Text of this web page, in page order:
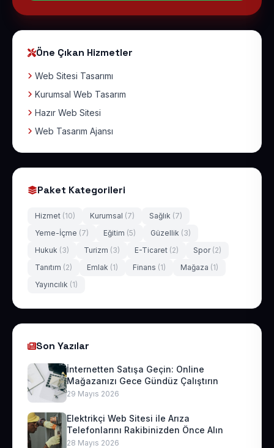
Öne Çıkan Hizmetler
Web Sitesi Tasarımı
Kurumsal Web Tasarım
Hazır Web Sitesi
Web Tasarım Ajansı
Paket Kategorileri
Hizmet (10) Kurumsal (7) Sağlık (7)
Yeme-İçme (7) Eğitim (5) Güzellik (3)
Hukuk (3) Turizm (3) E-Ticaret (2) Spor (2)
Tanıtım (2) Emlak (1) Finans (1) Mağaza (1)
Yayıncılık (1)
Son Yazılar
İnternetten Satışa Geçin: Online
Mağazanızı Gece Gündüz Çalıştırın
29 Mayıs 2026
Elektrikçi Web Sitesi ile Arıza
Telefonlarını Rakibinizden Önce Alın
28 Mayıs 2026